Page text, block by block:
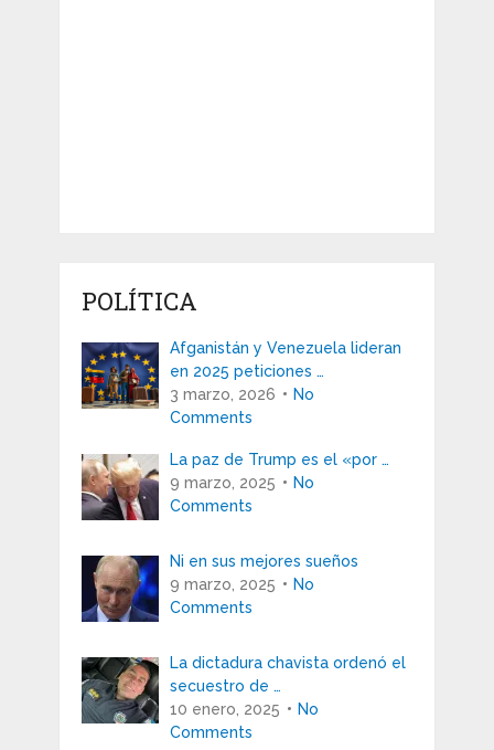
POLÍTICA
Afganistán y Venezuela lideran
en 2025 peticiones …
3 marzo, 2026
No
Comments
La paz de Trump es el «por …
9 marzo, 2025
No
Comments
Ni en sus mejores sueños
9 marzo, 2025
No
Comments
La dictadura chavista ordenó el
secuestro de …
10 enero, 2025
No
Comments